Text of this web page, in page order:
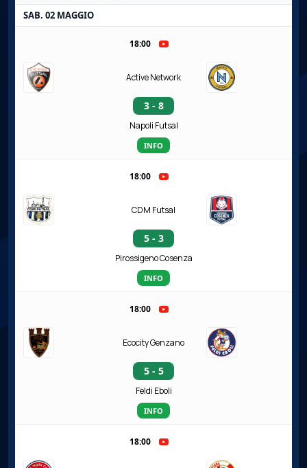
SAB. 02 MAGGIO
18:00
Active Network
3 - 8
Napoli Futsal
INFO
18:00
CDM Futsal
5 - 3
Pirossigeno Cosenza
INFO
18:00
Ecocity Genzano
5 - 5
Feldi Eboli
INFO
18:00